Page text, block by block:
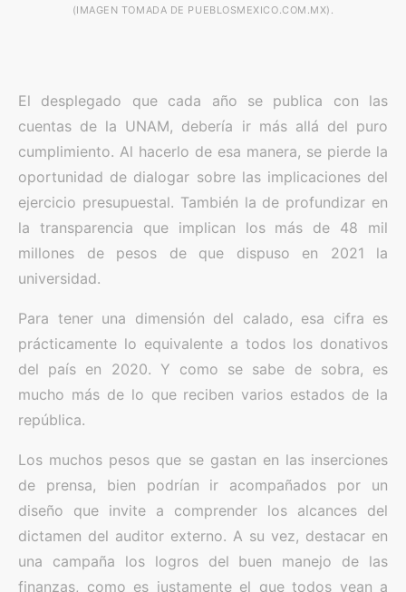
(IMAGEN TOMADA DE PUEBLOSMEXICO.COM.MX).
El desplegado que cada año se publica con las
cuentas de la UNAM, debería ir más allá del puro
cumplimiento. Al hacerlo de esa manera, se pierde la
oportunidad de dialogar sobre las implicaciones del
ejercicio presupuestal. También la de profundizar en
la transparencia que implican los más de 48 mil
millones de pesos de que dispuso en 2021 la
universidad.
Para tener una dimensión del calado, esa cifra es
prácticamente lo equivalente a todos los donativos
del país en 2020. Y como se sabe de sobra, es
mucho más de lo que reciben varios estados de la
república.
Los muchos pesos que se gastan en las inserciones
de prensa, bien podrían ir acompañados por un
diseño que invite a comprender los alcances del
dictamen del auditor externo. A su vez, destacar en
una campaña los logros del buen manejo de las
finanzas, como es justamente el que todos vean a